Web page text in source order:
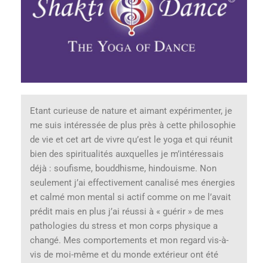
Etant curieuse de nature et aimant expérimenter, je
me suis intéressée de plus près à cette philosophie
de vie et cet art de vivre qu’est le yoga et qui réunit
bien des spiritualités auxquelles je m’intéressais
déjà : soufisme, bouddhisme, hindouisme. Non
seulement j’ai effectivement canalisé mes énergies
et calmé mon mental si actif comme on me l’avait
prédit mais en plus j’ai réussi à « guérir » de mes
pathologies du stress et mon corps physique a
changé. Mes comportements et mon regard vis-à-
vis de moi-même et du monde extérieur ont été